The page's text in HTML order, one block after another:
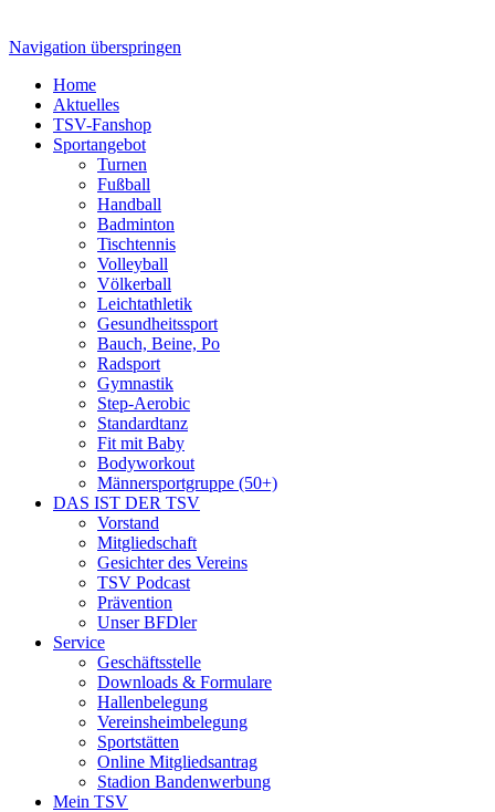
Navigation überspringen
Home
Aktuelles
TSV-Fanshop
Sportangebot
Turnen
Fußball
Handball
Badminton
Tischtennis
Volleyball
Völkerball
Leichtathletik
Gesundheitssport
Bauch, Beine, Po
Radsport
Gymnastik
Step-Aerobic
Standardtanz
Fit mit Baby
Bodyworkout
Männersportgruppe (50+)
DAS IST DER TSV
Vorstand
Mitgliedschaft
Gesichter des Vereins
TSV Podcast
Prävention
Unser BFDler
Service
Geschäftsstelle
Downloads & Formulare
Hallenbelegung
Vereinsheimbelegung
Sportstätten
Online Mitgliedsantrag
Stadion Bandenwerbung
Mein TSV